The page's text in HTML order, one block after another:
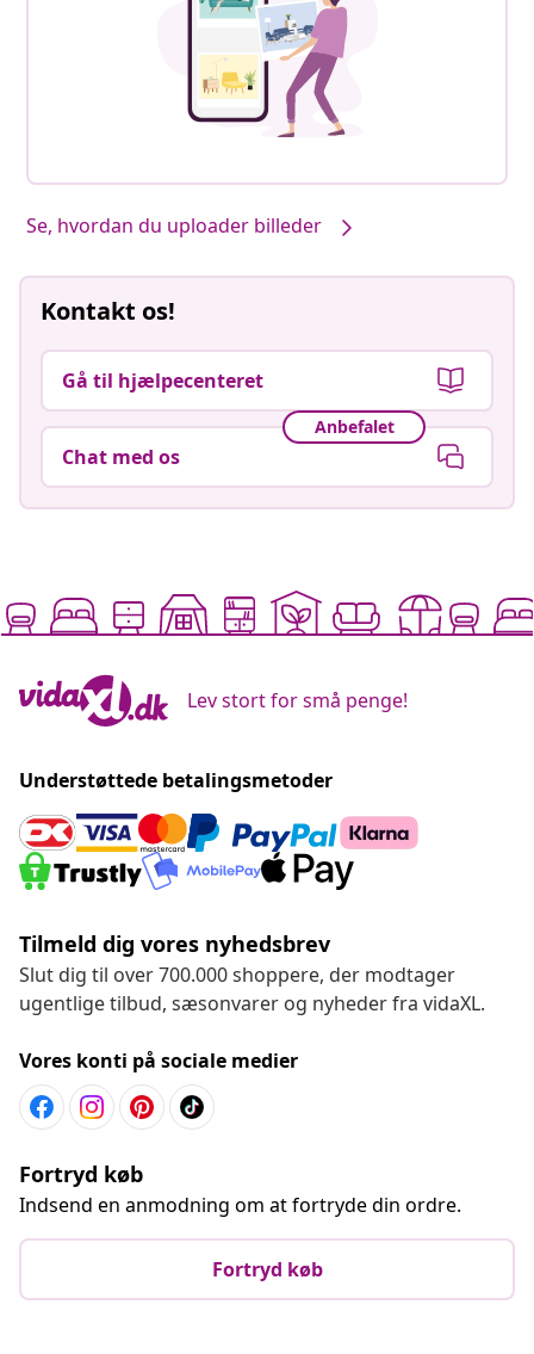
Se, hvordan du uploader billeder
Kontakt os!
Gå til hjælpecenteret
Anbefalet
Chat med os
Lev stort for små penge!
Understøttede betalingsmetoder
Tilmeld dig vores nyhedsbrev
Slut dig til over 700.000 shoppere, der modtager
ugentlige tilbud, sæsonvarer og nyheder fra vidaXL.
Vores konti på sociale medier
Fortryd køb
Indsend en anmodning om at fortryde din ordre.
Fortryd køb